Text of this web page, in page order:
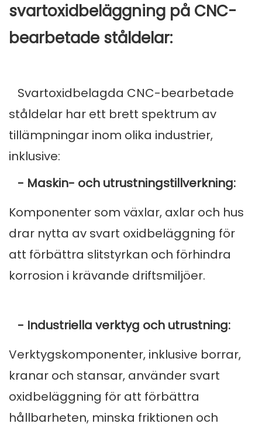
svartoxidbeläggning på CNC-
bearbetade ståldelar:
Svartoxidbelagda CNC-bearbetade
ståldelar har ett brett spektrum av
tillämpningar inom olika industrier,
inklusive:
- Maskin- och utrustningstillverkning:
Komponenter som växlar, axlar och hus
drar nytta av svart oxidbeläggning för
att förbättra slitstyrkan och förhindra
korrosion i krävande driftsmiljöer.
- Industriella verktyg och utrustning:
Verktygskomponenter, inklusive borrar,
kranar och stansar, använder svart
oxidbeläggning för att förbättra
hållbarheten, minska friktionen och